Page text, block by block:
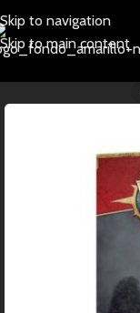
Skip to navigation
Skip to main content